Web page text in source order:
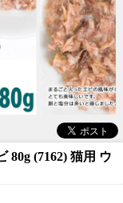
80g (7162) 猫用 ウ